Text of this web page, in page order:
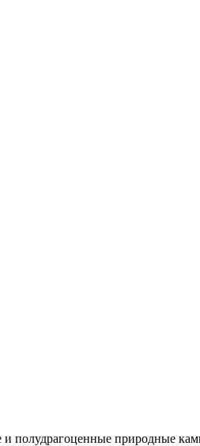
полудрагоценные природные